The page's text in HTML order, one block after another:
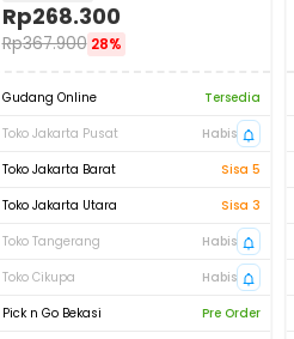
Rp268.300
Rp367.900 28%
Gudang Online
Tersedia
Toko Jakarta Pusat
Habis
Toko Jakarta Barat
Sisa 5
Toko Jakarta Utara
Sisa 3
Toko Tangerang
Habis
Toko Cikupa
Habis
Pick n Go Bekasi
Pre Order